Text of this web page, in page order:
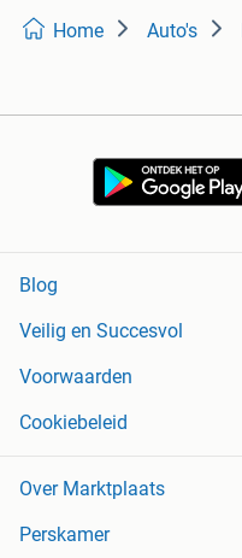
Home Auto's
Blog
Veilig en Succesvol
Voorwaarden
Cookiebeleid
Over Marktplaats
Perskamer